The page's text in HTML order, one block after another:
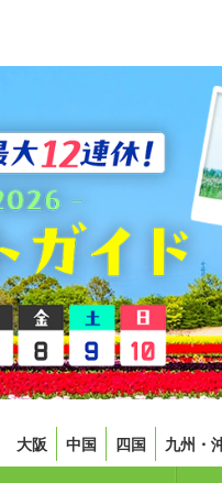
大阪 中国 四国 九州・